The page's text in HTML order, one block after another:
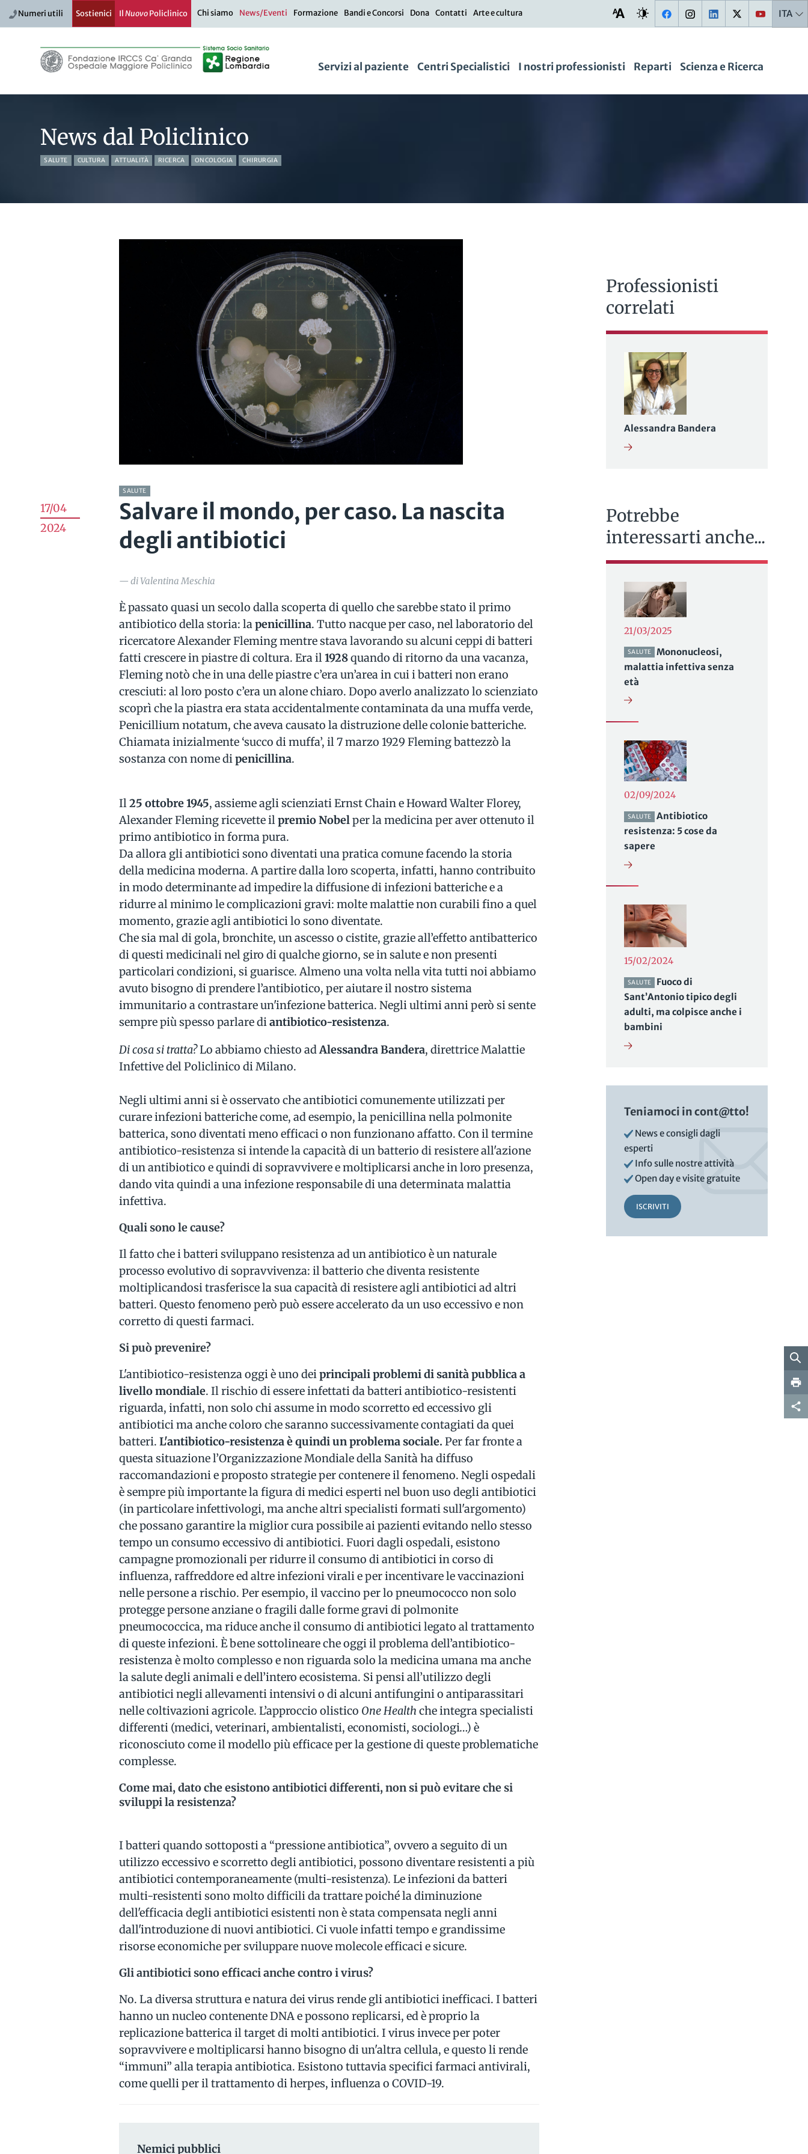
Numeri utili Sostienici IlNuovoPoliclinico Chi siamo News/Eventi Formazione Bandi e Concorsi Dona Contatti Arte e cultura ITA
Servizi al paziente Centri Specialistici I nostri professionisti Reparti Scienza e Ricerca
News dal Policlinico
SALUTE CULTURA ATTUALITÀ RICERCA ONCOLOGIA CHIRURGIA
17/04
2024
SALUTE
Salvare il mondo, per caso. La nascita
degli antibiotici
— di Valentina Meschia
È passato quasi un secolo dalla scoperta di quello che sarebbe stato il primo
antibiotico della storia: lapenicillina. Tutto nacque per caso, nel laboratorio del
ricercatore Alexander Fleming mentre stava lavorando su alcuni ceppi di batteri
fatti crescere in piastre di coltura. Era il1928quando di ritorno da una vacanza,
Fleming notò che in una delle piastre c’era un’area in cui i batteri non erano
cresciuti: al loro posto c’era un alone chiaro. Dopo averlo analizzato lo scienziato
scoprì che la piastra era stata accidentalmente contaminata da una muffa verde,
Penicillium notatum, che aveva causato la distruzione delle colonie batteriche.
Chiamata inizialmente ‘succo di muffa’, il 7 marzo 1929 Fleming battezzò la
sostanza con nome dipenicillina.
Il25 ottobre 1945, assieme agli scienziati Ernst Chain e Howard Walter Florey,
Alexander Fleming ricevette ilpremio Nobelper la medicina per aver ottenuto il
primo antibiotico in forma pura.
Da allora gli antibiotici sono diventati una pratica comune facendo la storia
della medicina moderna. A partire dalla loro scoperta, infatti, hanno contribuito
in modo determinante ad impedire la diffusione di infezioni batteriche e a
ridurre al minimo le complicazioni gravi: molte malattie non curabili fino a quel
momento, grazie agli antibiotici lo sono diventate.
Che sia mal di gola, bronchite, un ascesso o cistite, grazie all’effetto antibatterico
di questi medicinali nel giro di qualche giorno, se in salute e non presenti
particolari condizioni, si guarisce. Almeno una volta nella vita tutti noi abbiamo
avuto bisogno di prendere l’antibiotico, per aiutare il nostro sistema
immunitario a contrastare un'infezione batterica. Negli ultimi anni però si sente
sempre più spesso parlare diantibiotico-resistenza.
Di cosa si tratta?Lo abbiamo chiesto adAlessandra Bandera, direttrice Malattie
Infettive del Policlinico di Milano.
Negli ultimi anni si è osservato che antibiotici comunemente utilizzati per
curare infezioni batteriche come, ad esempio, la penicillina nella polmonite
batterica, sono diventati meno efficaci o non funzionano affatto. Con il termine
antibiotico-resistenza si intende la capacità di un batterio di resistere all'azione
di un antibiotico e quindi di sopravvivere e moltiplicarsi anche in loro presenza,
dando vita quindi a una infezione responsabile di una determinata malattia
infettiva.
Quali sono le cause?
Il fatto che i batteri sviluppano resistenza ad un antibiotico è un naturale
processo evolutivo di sopravvivenza: il batterio che diventa resistente
moltiplicandosi trasferisce la sua capacità di resistere agli antibiotici ad altri
batteri. Questo fenomeno però può essere accelerato da un uso eccessivo e non
corretto di questi farmaci.
Si può prevenire?
L'antibiotico-resistenza oggi è uno deiprincipali problemi di sanità pubblica a
livello mondiale. Il rischio di essere infettati da batteri antibiotico-resistenti
riguarda, infatti, non solo chi assume in modo scorretto ed eccessivo gli
antibiotici ma anche coloro che saranno successivamente contagiati da quei
batteri.L'antibiotico-resistenza è quindi un problema sociale.Per far fronte a
questa situazione l’Organizzazione Mondiale della Sanità ha diffuso
raccomandazioni e proposto strategie per contenere il fenomeno. Negli ospedali
è sempre più importante la figura di medici esperti nel buon uso degli antibiotici
(in particolare infettivologi, ma anche altri specialisti formati sull'argomento)
che possano garantire la miglior cura possibile ai pazienti evitando nello stesso
tempo un consumo eccessivo di antibiotici. Fuori dagli ospedali, esistono
campagne promozionali per ridurre il consumo di antibiotici in corso di
influenza, raffreddore ed altre infezioni virali e per incentivare le vaccinazioni
nelle persone a rischio. Per esempio, il vaccino per lo pneumococco non solo
protegge persone anziane o fragili dalle forme gravi di polmonite
pneumococcica, ma riduce anche il consumo di antibiotici legato al trattamento
di queste infezioni. È bene sottolineare che oggi il problema dell’antibiotico-
resistenza è molto complesso e non riguarda solo la medicina umana ma anche
la salute degli animali e dell’intero ecosistema. Si pensi all’utilizzo degli
antibiotici negli allevamenti intensivi o di alcuni antifungini o antiparassitari
nelle coltivazioni agricole. L’approccio olistico One Health che integra specialisti
differenti (medici, veterinari, ambientalisti, economisti, sociologi…) è
riconosciuto come il modello più efficace per la gestione di queste problematiche
complesse.
Come mai, dato che esistono antibiotici differenti, non si può evitare che si
sviluppi la resistenza?
I batteri quando sottoposti a “pressione antibiotica”, ovvero a seguito di un
utilizzo eccessivo e scorretto degli antibiotici, possono diventare resistenti a più
antibiotici contemporaneamente (multi-resistenza). Le infezioni da batteri
multi-resistenti sono molto difficili da trattare poiché la diminuzione
dell'efficacia degli antibiotici esistenti non è stata compensata negli anni
dall'introduzione di nuovi antibiotici. Ci vuole infatti tempo e grandissime
risorse economiche per sviluppare nuove molecole efficaci e sicure.
Gli antibiotici sono efficaci anche contro i virus?
No. La diversa struttura e natura dei virus rende gli antibiotici inefficaci. I batteri
hanno un nucleo contenente DNA e possono replicarsi, ed è proprio la
replicazione batterica il target di molti antibiotici. I virus invece per poter
sopravvivere e moltiplicarsi hanno bisogno di un'altra cellula, e questo li rende
“immuni” alla terapia antibiotica. Esistono tuttavia specifici farmaci antivirali,
come quelli per il trattamento di herpes, influenza o COVID-19.
Nemici pubblici
Professionisti
correlati
Alessandra Bandera
Potrebbe
interessarti anche...
21/03/2025
SALUTE
Mononucleosi,
malattia infettiva senza
età
02/09/2024
SALUTE
Antibiotico
resistenza: 5 cose da
sapere
15/02/2024
SALUTE
Fuoco di
Sant’Antonio tipico degli
adulti, ma colpisce anche i
bambini
Teniamoci in cont@tto!
News e consigli dagli
esperti
Info sulle nostre attività
Open day e visite gratuite
ISCRIVITI